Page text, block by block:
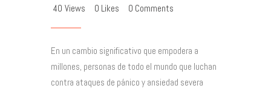
40 Views 0 Likes 0 Comments
En un cambio significativo que empodera a
millones, personas de todo el mundo que luchan
contra ataques de pánico y ansiedad severa